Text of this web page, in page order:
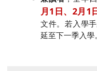
月1日、2月1
文件。若入學
延至下一季入學。